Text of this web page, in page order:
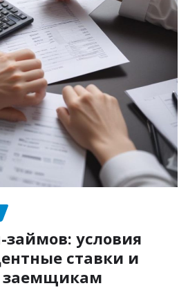
условия
ставки и
заемщикам